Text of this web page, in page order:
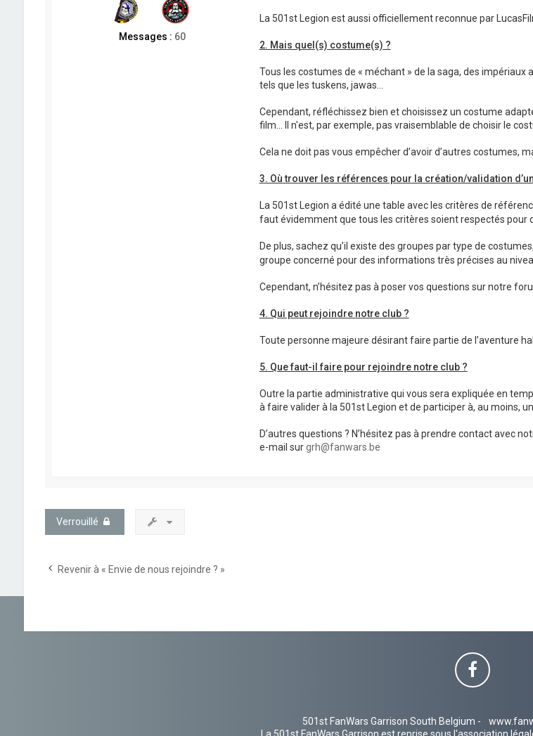
Messages : 60
La 501st Legion est aussi officiellement reconnue par
2. Mais quel(s) costume(s) ?
Tous les costumes de « méchant » de la saga, des
tels que les tuskens, jawas…
Cependant, réfléchissez bien et choisissez un costume
film... Il n'est, par exemple, pas vraisemblable de choisir le
Cela ne doit pas vous empêcher d’avoir d’autres costumes,
3. Où trouver les références pour la création/validation
La 501st Legion a édité une table avec les critères de
faut évidemment que tous les critères soient respectés pour
De plus, sachez qu’il existe des groupes par type de
groupe concerné pour des informations très précises au
Cependant, n’hésitez pas à poser vos questions sur notre
4. Qui peut rejoindre notre club ?
Toute personne majeure désirant faire partie de l’aventure
5. Que faut-il faire pour rejoindre notre club ?
Outre la partie administrative qui vous sera expliquée en
à faire valider à la 501st Legion et de participer à, au moins,
D’autres questions ? N’hésitez pas à prendre contact avec
e-mail surgrh@fanwars.be
Verrouillé
Revenir à « Envie de nous rejoindre ? »
501st FanWars Garrison South Belgium -
La 501st FanWars Garrison est reprise sous l'association